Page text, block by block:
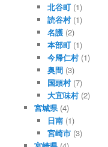
北谷町 (1)
読谷村(1)
名護 (2)
本部町 (1)
今帰仁村(1)
奥間 (3)
国頭村(7)
大宜味村(2)
宮城県(4)
日南 (1)
宮崎市 (3)